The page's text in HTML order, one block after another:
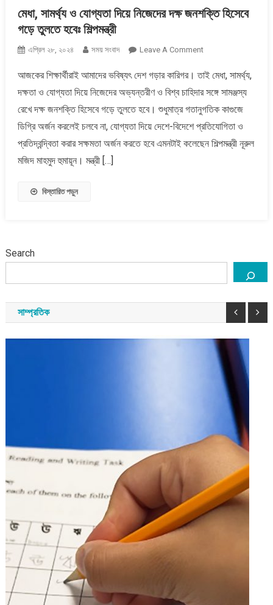
মেধা, সামর্থ্য ও যোগ্যতা দিয়ে নিজেদের দক্ষ জনশক্তি হিসেবে
গড়ে তুলতে হবেঃ শিল্পমন্ত্রী
এপ্রিল ২৮, ২০২৪ সময় সংবাদ Leave A CommentOn
সামর্থ্য
ও
যোগ্যতা
দিয়ে
নিজেদের
দক্ষ
আজকের শিক্ষার্থীরাই আমাদের ভবিষ্যৎ দেশ গড়ার কারিগর। তাই মেধা, সামর্থ্য,
দক্ষতা ও যোগ্যতা দিয়ে নিজেদের অভ্যন্তরীণ ও বিশ্ব চাহিদার সঙ্গে সামঞ্জস্য
রেখে দক্ষ জনশক্তি হিসেবে গড়ে তুলতে হবে। শুধুমাত্র গতানুগতিক কাগুজে
ডিগ্রি অর্জন করলেই চলবে না, যোগ্যতা দিয়ে দেশে-বিদেশে প্রতিযোগিতা ও
প্রতিদ্বন্দ্বিতা করার সক্ষমতা অর্জন করতে হবে এমনটাই কলেছেন শিল্পমন্ত্রী নূরুল
মজিদ মাহমুদ হুমায়ূন। মন্ত্রী […]
বিস্তারিত পড়ুন
Search
সাম্প্রতিক